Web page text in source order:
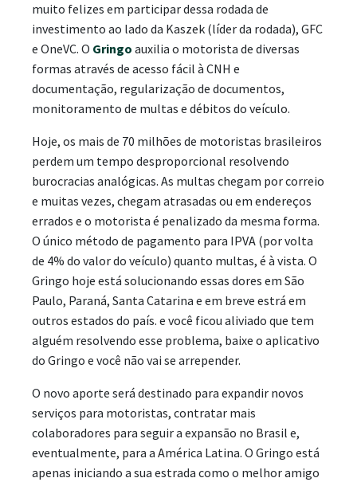
muito felizes em participar dessa rodada de
investimento ao lado da Kaszek (líder da rodada), GFC
e OneVC. O Gringo auxilia o motorista de diversas
formas através de acesso fácil à CNH e
documentação, regularização de documentos,
monitoramento de multas e débitos do veículo.
Hoje, os mais de 70 milhões de motoristas brasileiros
perdem um tempo desproporcional resolvendo
burocracias analógicas. As multas chegam por correio
e muitas vezes, chegam atrasadas ou em endereços
errados e o motorista é penalizado da mesma forma.
O único método de pagamento para IPVA (por volta
de 4% do valor do veículo) quanto multas, é à vista. O
Gringo hoje está solucionando essas dores em São
Paulo, Paraná, Santa Catarina e em breve estrá em
outros estados do país. e você ficou aliviado que tem
alguém resolvendo esse problema, baixe o aplicativo
do Gringo e você não vai se arrepender.
O novo aporte será destinado para expandir novos
serviços para motoristas, contratar mais
colaboradores para seguir a expansão no Brasil e,
eventualmente, para a América Latina. O Gringo está
apenas iniciando a sua estrada como o melhor amigo